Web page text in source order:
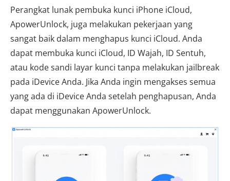
Perangkat lunak pembuka kunci iPhone iCloud,
ApowerUnlock, juga melakukan pekerjaan yang
sangat baik dalam menghapus kunci iCloud. Anda
dapat membuka kunci iCloud, ID Wajah, ID Sentuh,
atau kode sandi layar kunci tanpa melakukan jailbreak
pada iDevice Anda. Jika Anda ingin mengakses semua
yang ada di iDevice Anda setelah penghapusan, Anda
dapat menggunakan ApowerUnlock.